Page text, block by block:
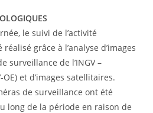
le suivi de l’activité
grâce à l’analyse d’images
surveillance de l’INGV –
et d’images satellitaires.
de surveillance ont été
long de la période en raison de